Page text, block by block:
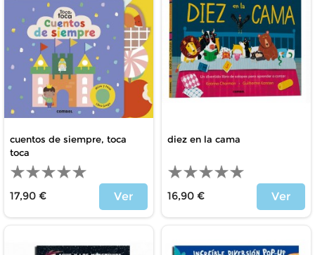
cuentos de siempre, toca
toca
17,90 €
Ver
diez en la cama
16,90 €
Ver